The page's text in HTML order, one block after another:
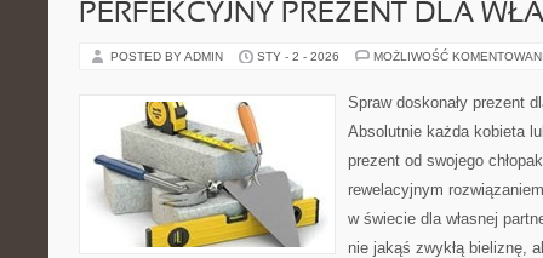
PERFEKCYJNY PREZENT DLA
POSTED BY ADMIN STY - 2 - 2026 MOŻLIWOŚĆ
Spraw doskonały prezent
Absolutnie każda kobieta
prezent od swojego
rewelacyjnym
w świecie dla własnej
nie jakąś zwykłą bieliznę,